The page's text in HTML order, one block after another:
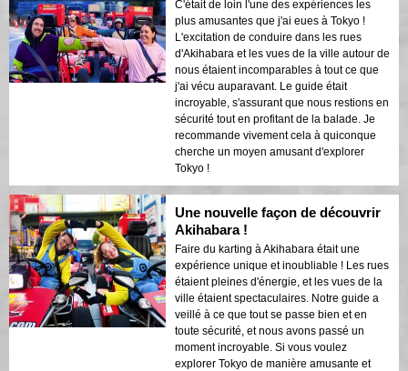
C'était de loin l'une des expériences les
plus amusantes que j'ai eues à Tokyo !
L'excitation de conduire dans les rues
d'Akihabara et les vues de la ville autour de
nous étaient incomparables à tout ce que
j'ai vécu auparavant. Le guide était
incroyable, s'assurant que nous restions en
sécurité tout en profitant de la balade. Je
recommande vivement cela à quiconque
cherche un moyen amusant d'explorer
Tokyo !
Une nouvelle façon de découvrir
Akihabara !
Faire du karting à Akihabara était une
expérience unique et inoubliable ! Les rues
étaient pleines d'énergie, et les vues de la
ville étaient spectaculaires. Notre guide a
veillé à ce que tout se passe bien et en
toute sécurité, et nous avons passé un
moment incroyable. Si vous voulez
explorer Tokyo de manière amusante et